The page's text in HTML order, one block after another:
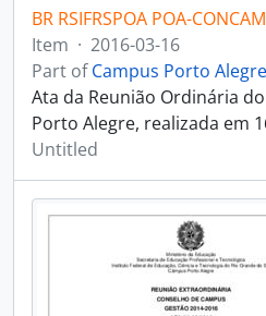
BR RSIFRSPOA POA-
Item · 2016-03-16
Part ofCampus Porto Alegre
Ata da Reunião Ordinária
Porto Alegre, realizada em
Untitled